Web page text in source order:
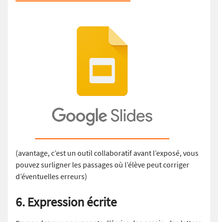
(avantage, c’est un outil collaboratif avant l’exposé, vous
pouvez surligner les passages où l’élève peut corriger
d’éventuelles erreurs)
6. Expression écrite